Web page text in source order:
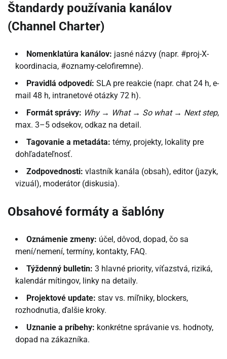
Štandardy používania kanálov
(Channel Charter)
Nomenklatúra kanálov: jasné názvy (napr. #proj-X-
koordinacia, #oznamy-celofiremne).
Pravidlá odpovedí: SLA pre reakcie (napr. chat 24 h, e-
mail 48 h, intranetové otázky 72 h).
Formát správy: Why → What → So what → Next step,
max. 3–5 odsekov, odkaz na detail.
Tagovanie a metadáta: témy, projekty, lokality pre
dohľadateľnosť.
Zodpovednosti: vlastník kanála (obsah), editor (jazyk,
vizuál), moderátor (diskusia).
Obsahové formáty a šablóny
Oznámenie zmeny: účel, dôvod, dopad, čo sa
mení/nemení, termíny, kontakty, FAQ.
Týždenný bulletin: 3 hlavné priority, víťazstvá, riziká,
kalendár mítingov, linky na detaily.
Projektové update: stav vs. míľniky, blockers,
rozhodnutia, ďalšie kroky.
Uznanie a príbehy: konkrétne správanie vs. hodnoty,
dopad na zákazníka.